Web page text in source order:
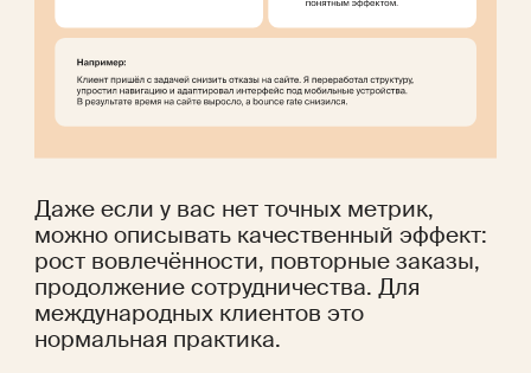
Даже если у вас нет точных метрик,
можно описывать качественный эффект:
рост вовлечённости, повторные заказы,
продолжение сотрудничества. Для
международных клиентов это
нормальная практика.